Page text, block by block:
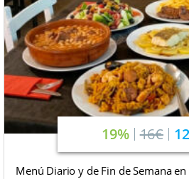
19% 16€
Menú Diario y de Fin de Semana